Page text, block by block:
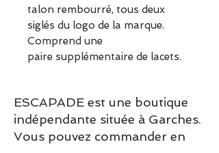
talon rembourré, tous deux
siglés du logo de la marque.
Comprend une
paire supplémentaire de lacets.
ESCAPADE est une boutique
indépendante située à Garches.
Vous pouvez commander en